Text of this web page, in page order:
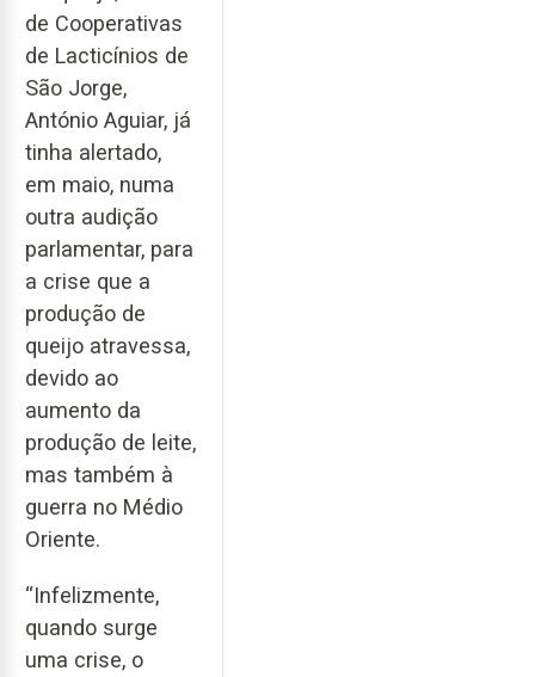
de Cooperativas
de Lacticínios de
São Jorge,
António Aguiar, já
tinha alertado,
em maio, numa
outra audição
parlamentar, para
a crise que a
produção de
queijo atravessa,
devido ao
aumento da
produção de leite,
mas também à
guerra no Médio
Oriente.
“Infelizmente,
quando surge
uma crise, o